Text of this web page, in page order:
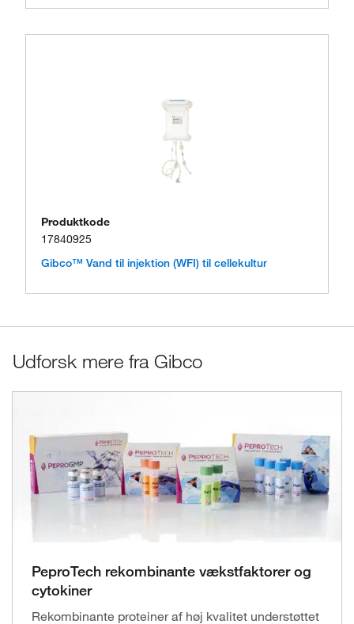
Produktkode
17840925
Gibco™ Vand til injektion (WFI) til cellekultur
Udforsk mere fra Gibco
PeproTech rekombinante vækstfaktorer og
cytokiner
Rekombinante proteiner af høj kvalitet understøttet